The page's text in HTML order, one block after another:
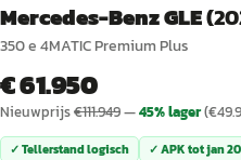
Mercedes-Benz GLE(
350 e 4MATIC Premium Plus
€ 61.950
Nieuwprijs€111.949—45% lager(€
✓ Tellerstand logisch ✓ APK totjan